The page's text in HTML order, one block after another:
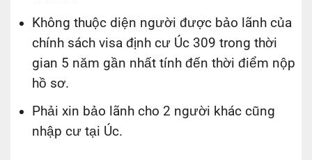
Không thuộc diện người được bảo lãnh của
chính sách visa định cư Úc 309 trong thời
gian 5 năm gần nhất tính đến thời điểm nộp
hồ sơ.
Phải xin bảo lãnh cho 2 người khác cũng
nhập cư tại Úc.